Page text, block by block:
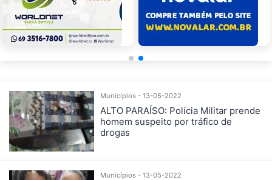
Municípios - 13-05-2022
ALTO PARAÍSO: Polícia Militar prende
homem suspeito por tráfico de
drogas
Municípios - 13-05-2022